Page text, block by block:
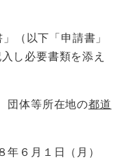
以下「申請書」
し必要書類を添え
団体等所在地の都道
６月１日（月）